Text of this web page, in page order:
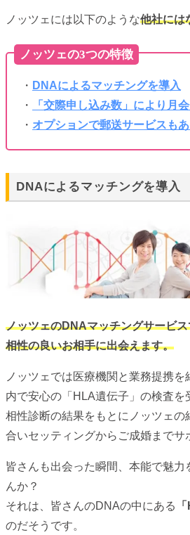
ノッツェには以下のような他社には
ノッツェの3つの特徴
・ DNAによるマッチングを導入
・
「交際申し込み数」により月
・ オプションで郵送サービスも
DNAによるマッチングを導入
ノッツェのDNAマッチングサービ
相性の良いお相手に出会えます。
ノッツェでは医療機関と業務提携を
内で安心の「HLA遺伝子」の検査を
相性診断の結果をもとにノッツェの
合いセッティングからご成婚までサ
皆さんも出会った瞬間、本能で魅
んか？
それは、皆さんのDNAの中にある
のだそうです。